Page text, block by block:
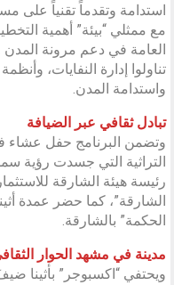
استدامة وتقدماً تقنياً على
مع ممثلي “بيئة” أهمية
العامة في دعم مرونة المدن
تناولوا إدارة النفايات،
واستدامة المدن.
تبادل ثقافي عبر الضيافة
وتضمن البرنامج حفل عشاء
التراثية التي جسدت رؤية
رئيسة هيئة الشارقة
الشارقة”، كما حضر عمدة
الحكمة” بالشارقة.
مدينة في مشهد الحوار
ويحتفي “اكسبوجر” بأثينا